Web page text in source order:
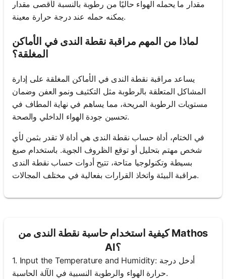
مقدار ما يحمله الهواء حاليًا من رطوبة بالنسبة لأقصى مقدار
يمكنه حمله عند درجة حرارة معينة.
لماذا من المهم مراقبة نقطة الندى في الأماكن
المغلقة؟
يساعد مراقبة نقطة الندى في الأماكن المغلقة على إدارة
المشاكل المتعلقة بالرطوبة مثل التكثيف ونمو العفن وضمان
مستويات الرطوبة المريحة، مما يساهم في نهاية المطاف في
تحسين جودة الهواء الداخلي والصحة.
في الختام، أداة حساب نقطة الندى هي أداة لا تقدر بثمن لأي
شخص مهتم بتحليل أو توقع الظروف الجوية. باستخدام صيغ
بسيطة وتكنولوجيا متاحة، تتيح أدوات حساب نقطة الندى
مراقبة البيئة واتخاذ القرارات بفعالية في مختلف المجالات.
كيفية استخدام حاسبة نقطة الندى من Mathos
AI؟
1. Input the Temperature and Humidity: أدخل درجة
حرارة الهواء والرطوبة النسبية في الآلة الحاسبة.